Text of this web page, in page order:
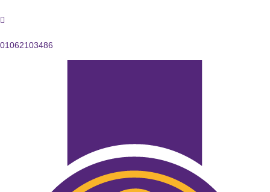
01062103486